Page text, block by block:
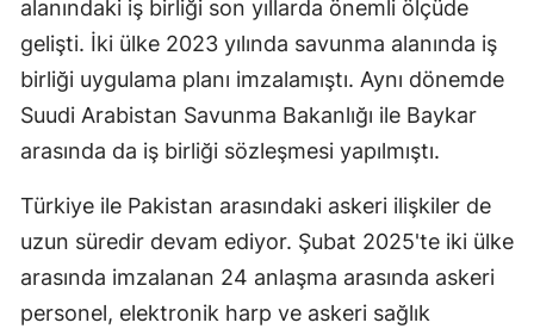
alanındaki iş birliği son yıllarda önemli ölçüde
gelişti. İki ülke 2023 yılında savunma alanında iş
birliği uygulama planı imzalamıştı. Aynı dönemde
Suudi Arabistan Savunma Bakanlığı ile Baykar
arasında da iş birliği sözleşmesi yapılmıştı.
Türkiye ile Pakistan arasındaki askeri ilişkiler de
uzun süredir devam ediyor. Şubat 2025'te iki ülke
arasında imzalanan 24 anlaşma arasında askeri
personel, elektronik harp ve askeri sağlık